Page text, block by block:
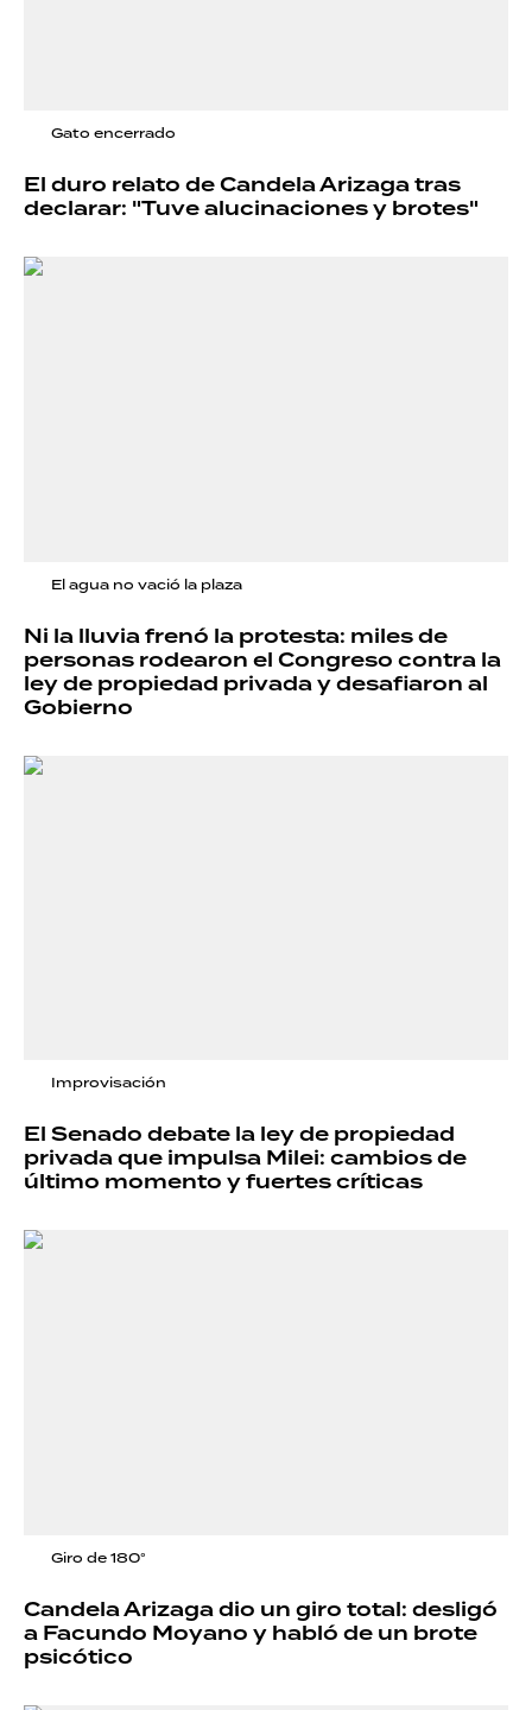
Gato encerrado
El duro relato de Candela Arizaga tras
declarar: "Tuve alucinaciones y brotes"
El agua no vació la plaza
Ni la lluvia frenó la protesta: miles de
personas rodearon el Congreso contra la
ley de propiedad privada y desafiaron al
Gobierno
Improvisación
El Senado debate la ley de propiedad
privada que impulsa Milei: cambios de
último momento y fuertes críticas
Giro de 180°
Candela Arizaga dio un giro total: desligó
a Facundo Moyano y habló de un brote
psicótico